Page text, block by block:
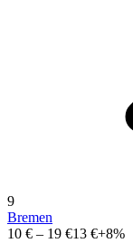
9
Bremen
10 € – 19 €13 €+8%